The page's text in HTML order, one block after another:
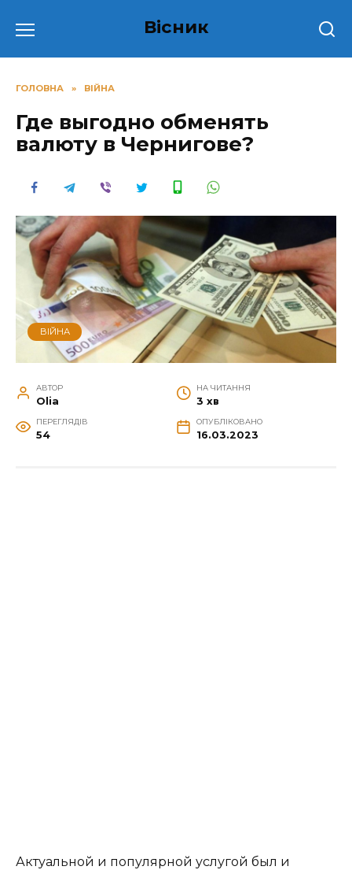
до
Вісник
ГОЛОВНА » ВІЙНА
Где выгодно обменять
валюту в Чернигове?
ВІЙНА
АВТОР
Olia
НА ЧИТАННЯ
3 хв
ПЕРЕГЛЯДІВ
54
ОПУБЛІКОВАНО
16.03.2023
Актуальной и популярной услугой был и